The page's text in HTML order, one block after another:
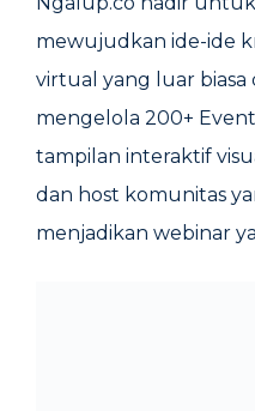
mewujudkan ide-ide
virtual yang luar
mengelola 200+
tampilan interaktif
dan host komunitas
menjadikan webinar